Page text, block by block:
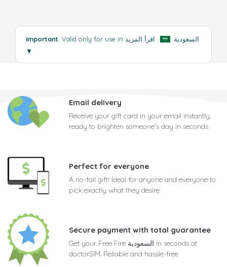
Important : Valid only for use in السعودية
اقرأ المزيد
▼
Email delivery
Receive your gift card in your email instantly,
ready to brighten someone's day in seconds
Perfect for everyone
A no-fail gift! Ideal for anyone and everyone to
pick exactly what they desire
Secure payment with total guarantee
Get your Free Fire السعودية in seconds at
doctorSIM. Reliable and hassle-free